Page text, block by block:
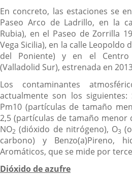
En concreto, las estaciones se
Paseo Arco de Ladrillo, en la
Rubia), en el Paseo de Zorrilla
Vega Sicilia), en la calle Leopoldo
del Poniente) y en el Centro
(Valladolid Sur), estrenada en
Los contaminantes
actualmente son los siguientes:
Pm10 (partículas de tamaño
2,5 (partículas de tamaño menor
NO2 (dióxido de nitrógeno), O3
carbono) y Benzo(a)Pireno,
Aromáticos, que se mide por
Dióxido de azufre